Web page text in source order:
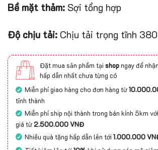
Bề mặt thảm: Sợi tổng hợp
Độ chịu tải: Chịu tải trọng tĩnh
Đặt mua sản phẩm tại shopngay để
hấp dẫn nhất chưa từng có
Miễn phí giao hàng cho đơn hàng từ
tỉnh thành
Miễn phí ship nội thành trong bán kính 5km
giá từ2.500.000 VNĐ
Nhiều quà tặng hấp dẫn lên tới1.000.000